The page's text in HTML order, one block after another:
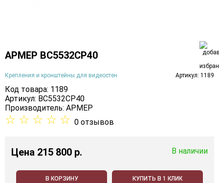
АРМЕР ВС5532СР40
Крепления и кронштейны для видеостен Артикул: 1189
Код товара: 1189
Артикул: ВС5532СР40
Производитель: АРМЕР
☆ ☆ ☆ ☆ ☆ 0 отзывов
Цена 215 800 p. В наличии
В КОРЗИНУ КУПИТЬ В 1 КЛИК